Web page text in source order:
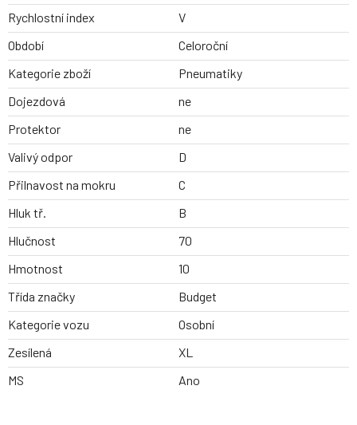
Rychlostní index
V
Období
Celoroční
Kategorie zboží
Pneumatiky
Dojezdová
ne
Protektor
ne
Valivý odpor
D
Přilnavost na mokru
C
Hluk tř.
B
Hlučnost
70
Hmotnost
10
Třída značky
Budget
Kategorie vozu
Osobní
Zesílená
XL
MS
Ano